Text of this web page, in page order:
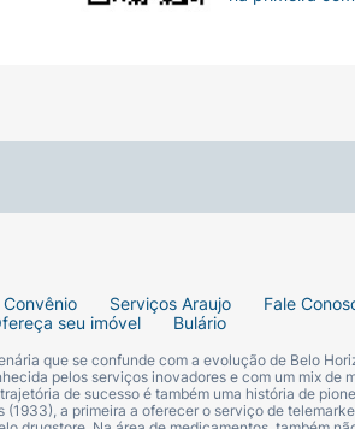
Serviços Araujo
Fale
seu imóvel Bulário
que se confunde com a evolução de Belo
pelos serviços inovadores e com um mix de
de sucesso é também uma história de
a primeira a oferecer o serviço de